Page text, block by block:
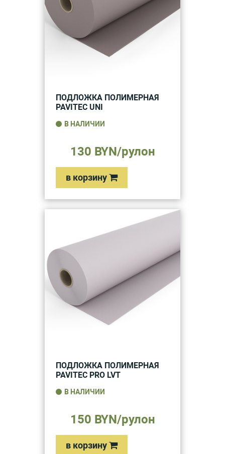
ПОДЛОЖКА ПОЛИМЕРНАЯ
PAVITEC UNI
В НАЛИЧИИ
130 BYN/рулон
в корзину
ПОДЛОЖКА ПОЛИМЕРНАЯ
PAVITEC PRO LVT
В НАЛИЧИИ
150 BYN/рулон
в корзину